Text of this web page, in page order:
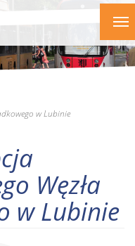
w Lubinie
Węzła
w Lubinie